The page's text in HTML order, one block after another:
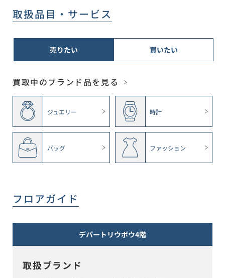
取扱品目・サービス
売りたい 買いたい
買取中のブランド品を見る
ジュエリー 時計
バッグ ファッション
フロアガイド
デパートリウボウ4階
取扱ブランド